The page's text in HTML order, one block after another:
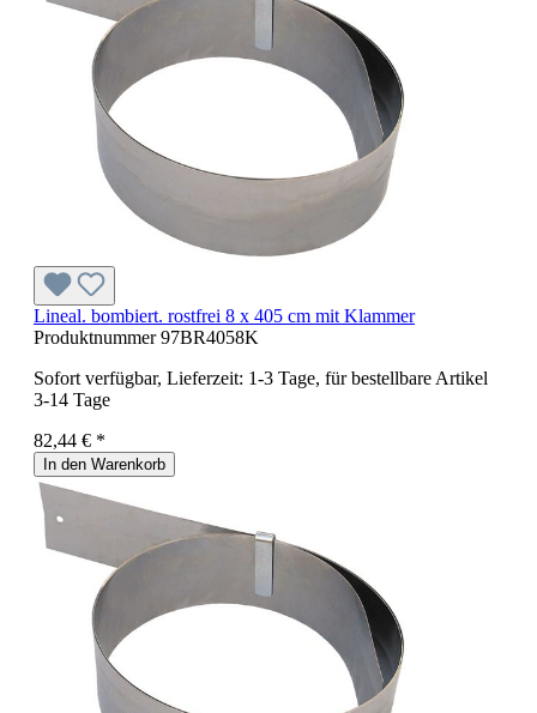
Lineal. bombiert. rostfrei 8 x 405 cm mit Klammer
Produktnummer97BR4058K
Sofort verfügbar, Lieferzeit: 1-3 Tage, für bestellbare Artikel
3-14 Tage
82,44 € *
In den Warenkorb